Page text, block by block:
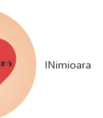
INimioara